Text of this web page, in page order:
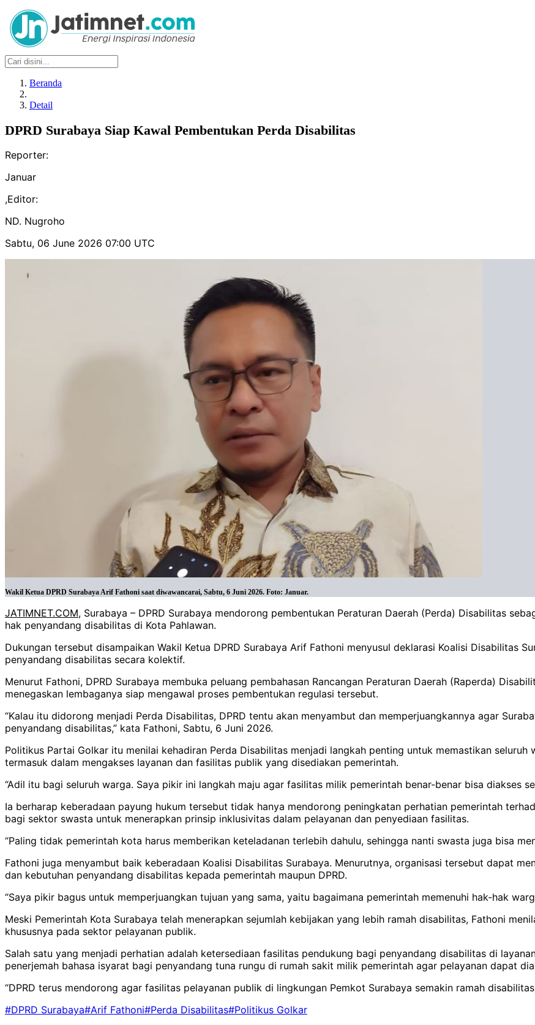
Beranda
Detail
DPRD Surabaya Siap Kawal Pembentukan Perda Disabilitas
Reporter:
Januar
,Editor:
ND. Nugroho
Sabtu, 06 June 2026 07:00 UTC
Wakil Ketua DPRD Surabaya Arif Fathoni saat diwawancarai, Sabtu, 6 Juni 2026. Foto: Januar.
JATIMNET.COM, Surabaya – DPRD Surabaya mendorong pembentukan Peraturan Daerah (Perda) Disabilitas
hak penyandang disabilitas di Kota Pahlawan.
Dukungan tersebut disampaikan Wakil Ketua DPRD Surabaya Arif Fathoni menyusul deklarasi Koalisi Disabilitas
penyandang disabilitas secara kolektif.
Menurut Fathoni, DPRD Surabaya membuka peluang pembahasan Rancangan Peraturan Daerah (Raperda)
menegaskan lembaganya siap mengawal proses pembentukan regulasi tersebut.
“Kalau itu didorong menjadi Perda Disabilitas, DPRD tentu akan menyambut dan memperjuangkannya agar
penyandang disabilitas,” kata Fathoni, Sabtu, 6 Juni 2026.
Politikus Partai Golkar itu menilai kehadiran Perda Disabilitas menjadi langkah penting untuk memastikan
termasuk dalam mengakses layanan dan fasilitas publik yang disediakan pemerintah.
“Adil itu bagi seluruh warga. Saya pikir ini langkah maju agar fasilitas milik pemerintah benar-benar bisa diakses
Ia berharap keberadaan payung hukum tersebut tidak hanya mendorong peningkatan perhatian pemerintah
bagi sektor swasta untuk menerapkan prinsip inklusivitas dalam pelayanan dan penyediaan fasilitas.
“Paling tidak pemerintah kota harus memberikan keteladanan terlebih dahulu, sehingga nanti swasta juga bisa
Fathoni juga menyambut baik keberadaan Koalisi Disabilitas Surabaya. Menurutnya, organisasi tersebut dapat
dan kebutuhan penyandang disabilitas kepada pemerintah maupun DPRD.
“Saya pikir bagus untuk memperjuangkan tujuan yang sama, yaitu bagaimana pemerintah memenuhi hak-hak
Meski Pemerintah Kota Surabaya telah menerapkan sejumlah kebijakan yang lebih ramah disabilitas, Fathoni
khususnya pada sektor pelayanan publik.
Salah satu yang menjadi perhatian adalah ketersediaan fasilitas pendukung bagi penyandang disabilitas di
penerjemah bahasa isyarat bagi penyandang tuna rungu di rumah sakit milik pemerintah agar pelayanan dapat
“DPRD terus mendorong agar fasilitas pelayanan publik di lingkungan Pemkot Surabaya semakin ramah
#DPRD Surabaya#Arif Fathoni#Perda Disabilitas#Politikus Golkar